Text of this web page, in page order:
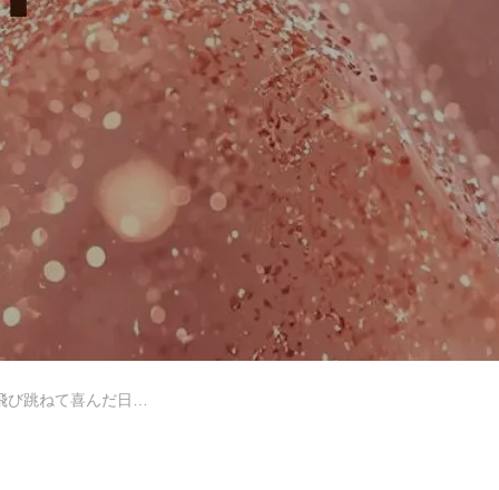
レッスン紹介
教室紹介
て喜んだ日のこと